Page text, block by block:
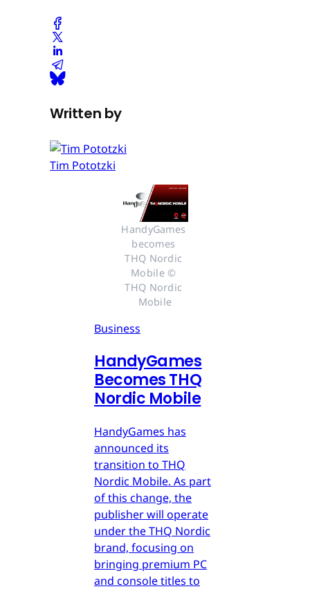
Written by
Tim Pototzki
HandyGames
becomes
THQ Nordic
Mobile ©
THQ Nordic
Mobile
Business
HandyGames
Becomes THQ
Nordic Mobile
HandyGames has
announced its
transition to THQ
Nordic Mobile. As part
of this change, the
publisher will operate
under the THQ Nordic
brand, focusing on
bringing premium PC
and console titles to